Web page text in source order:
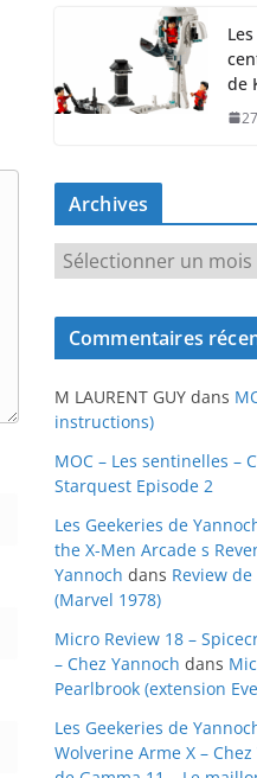
de
Archives
r
c
v
e
s
Commentaires
M LAURENT GUY dans
instructions)
MOC – Les sentinelles –
Starquest Episode 2
Les Geekeries de
the X-Men Arcade s
Yannoch dans Review
(Marvel 1978)
Micro Review 18 –
– Chez Yannoch dans
Pearlbrook (extension
Les Geekeries de
Wolverine Arme X –